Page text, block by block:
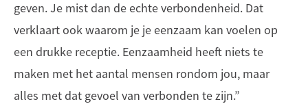
geven. Je mist dan de echte verbondenheid. Dat
verklaart ook waarom je je eenzaam kan voelen op
een drukke receptie. Eenzaamheid heeft niets te
maken met het aantal mensen rondom jou, maar
alles met dat gevoel van verbonden te zijn.”